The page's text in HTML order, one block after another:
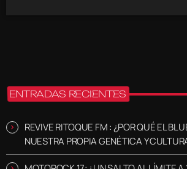
ENTRADAS RECIENTES
REVIVE RITOQUE FM : ¿POR QUÉ EL
NUESTRA PROPIA GENÉTICA Y